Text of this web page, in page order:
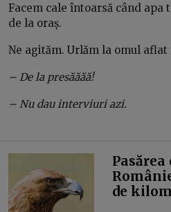
Facem cale întoarsă când apa
de la oraș.
Ne agităm. Urlăm la omul
– De la presăăăă!
– Nu dau interviuri azi.
de